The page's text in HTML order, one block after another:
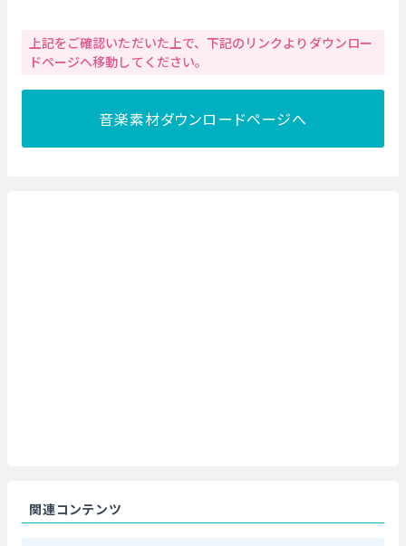
上記をご確認いただいた上で、下記のリンクよりダウンロー
ドページへ移動してください。
音楽素材ダウンロードページへ
関連コンテンツ